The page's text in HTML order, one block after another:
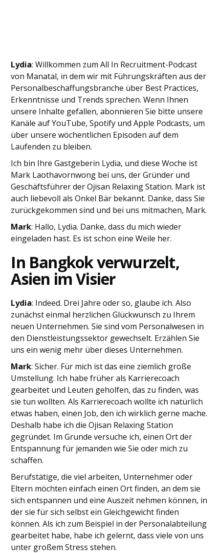
Lydia: Willkommen zum All In Recruitment-Podcast
von Manatal, in dem wir mit Führungskräften aus der
Personalbeschaffungsbranche über Best Practices,
Erkenntnisse und Trends sprechen. Wenn Ihnen
unsere Inhalte gefallen, abonnieren Sie bitte unsere
Kanäle auf YouTube, Spotify und Apple Podcasts, um
über unsere wöchentlichen Episoden auf dem
Laufenden zu bleiben.
Ich bin Ihre Gastgeberin Lydia, und diese Woche ist
Mark Laothavornwong bei uns, der Gründer und
Geschäftsführer der Ojisan Relaxing Station. Mark ist
auch liebevoll als Onkel Bär bekannt. Danke, dass Sie
zurückgekommen sind und bei uns mitmachen, Mark.
Mark: Hallo, Lydia. Danke, dass du mich wieder
eingeladen hast. Es ist schon eine Weile her.
In Bangkok verwurzelt,
Asien im Visier
Lydia: Indeed. Drei Jahre oder so, glaube ich. Also
zunächst einmal herzlichen Glückwunsch zu Ihrem
neuen Unternehmen. Sie sind vom Personalwesen in
den Dienstleistungssektor gewechselt. Erzählen Sie
uns ein wenig mehr über dieses Unternehmen.
Mark: Sicher. Für mich ist das eine ziemlich große
Umstellung. Ich habe früher als Karrierecoach
gearbeitet und Leuten geholfen, das zu finden, was
sie tun wollten. Als Karrierecoach wollte ich natürlich
etwas haben, einen Job, den ich wirklich gerne mache.
Deshalb habe ich die Ojisan Relaxing Station
gegründet. Im Grunde versuche ich, einen Ort der
Entspannung für jemanden wie Sie oder mich zu
schaffen.
Berufstätige, die viel arbeiten, Unternehmer oder
Eltern möchten einfach einen Ort finden, an dem sie
sich entspannen und eine Auszeit nehmen können, in
der sie für sich selbst ein Gleichgewicht finden
können. Als ich zum Beispiel in der Personalabteilung
gearbeitet habe, habe ich gelernt, dass viele von uns
unter großem Stress stehen.